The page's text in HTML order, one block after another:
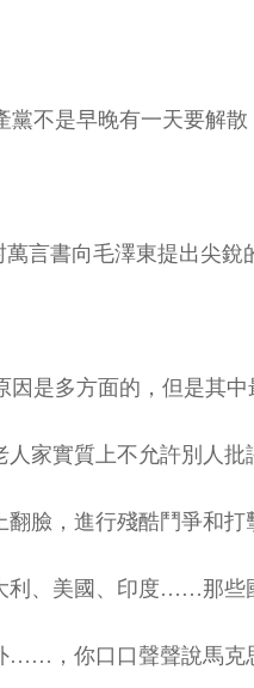
是早晚有一天要解散
言書向毛澤東提出尖
多方面的，但是其中
實質上不允許別人批
臉，進行殘酷鬥爭和
、美國、印度……那些
，你口口聲聲說馬克